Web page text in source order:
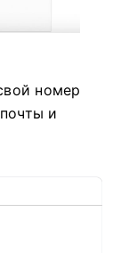
номер
и